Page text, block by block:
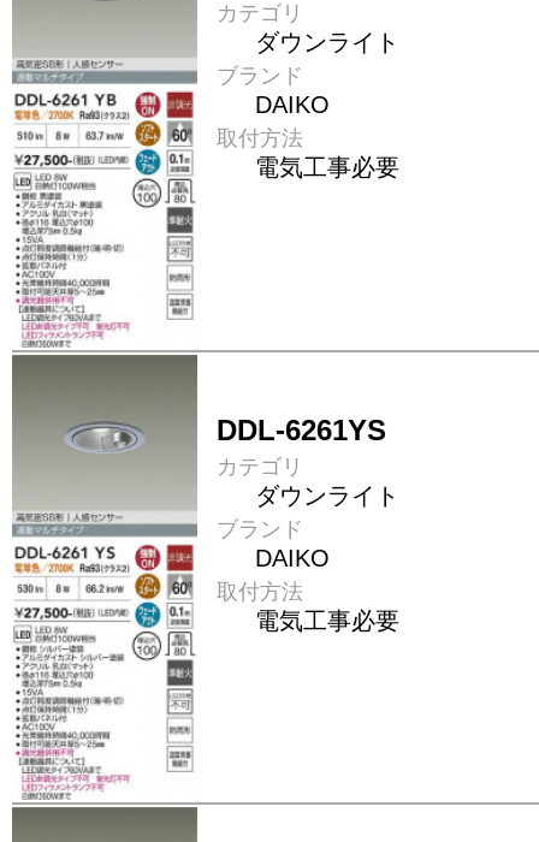
カテゴリ
ダウンライト
ブランド
DAIKO
取付方法
電気工事必要
DDL-6261YS
カテゴリ
ダウンライト
ブランド
DAIKO
取付方法
電気工事必要